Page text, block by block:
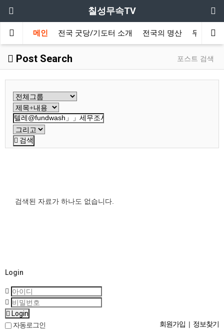
칠성무속TV
메인 전국 굿당/기도터 소개 전국의 명산 무속대학
Post Search 포스트 검색
검색
검색된 자료가 하나도 없습니다.
Login
Login
자동로그인
회원가입 | 정보찾기